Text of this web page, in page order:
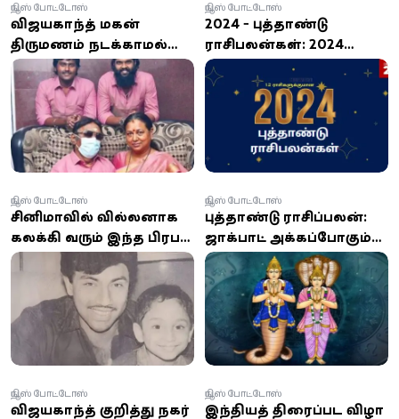
விஜயகாந்த் மகன்
திருமணம் நடக்காமல்
இருப்பது ஏன்? வெளியான
தகவல்!
நியூஸ் போட்டோஸ்
2024 - புத்தாண்டு
ராசிபலன்கள்: 2024
புத்தாண்டு எப்படி?
புத்தாண்டு
பொதுப்பலன்கள்!
நியூஸ் போட்டோஸ்
சினிமாவில் வில்லனாக
கலக்கி வரும் இந்த பிரபல
நடிகர் யார் என தெரியுமா?
நியூஸ் போட்டோஸ்
புத்தாண்டு ராசிப்பலன்:
ஜாக்பாட் அடிக்கப்போகும்
ராசிக்காரர்கள் இவர்கள்
தானாம்.. உங்க ராசி
இதுல இருக்கா?
நியூஸ் போட்டோஸ்
விஜயகாந்த் குறித்து நடிகர்
நியூஸ் போட்டோஸ்
இந்தியத் திரைப்பட விழா
நியூஸ் போட்டோஸ்